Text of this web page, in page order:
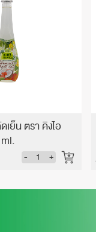
ย็น ตรา คิงไอ
- +